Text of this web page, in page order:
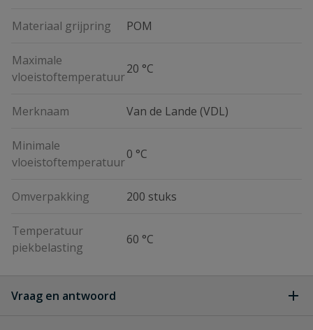
Materiaal grijpring POM
Maximale
vloeistoftemperatuur
20 °C
Merknaam Van de Lande (VDL)
Minimale
vloeistoftemperatuur
0 °C
Omverpakking 200 stuks
Temperatuur
piekbelasting
60 °C
Vraag en antwoord